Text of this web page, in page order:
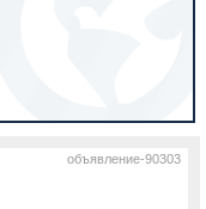
объявление-90303